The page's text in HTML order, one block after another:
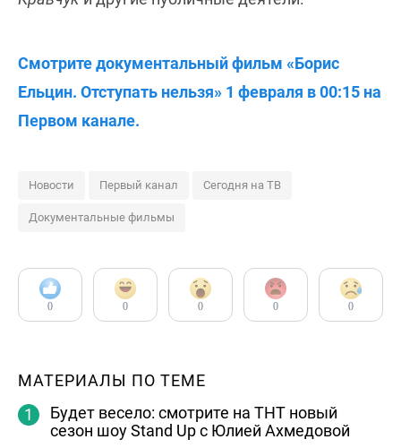
Смотрите документальный фильм «Борис
Ельцин. Отступать нельзя» 1 февраля в 00:15 на
Первом канале.
Новости Первый канал Сегодня на ТВ
Документальные фильмы
0 0 0 0 0
МАТЕРИАЛЫ ПО ТЕМЕ
Будет весело: смотрите на ТНТ новый
сезон шоу Stand Up с Юлией Ахмедовой